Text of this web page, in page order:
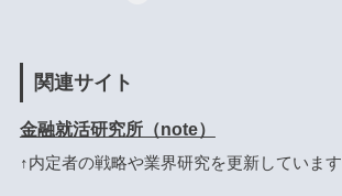
関連サイト
金融就活研究所（note）
↑内定者の戦略や業界研究を更新しています